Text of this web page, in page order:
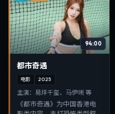
94:00
都市奇遇
电影 2025
主演： 易烊千玺、马伊琍 等
《都市奇遇》为中国香港电